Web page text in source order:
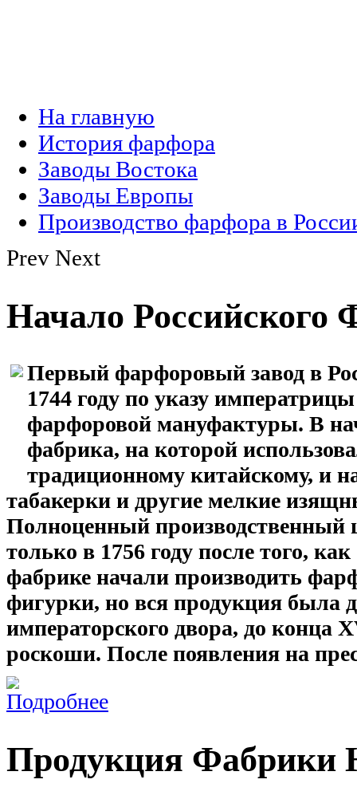
На главную
История фарфора
Заводы Востока
Заводы Европы
Производство фарфора в
Prev Next
Начало Российского
Первый фарфоровый завод в
1744 году по указу
фарфоровой мануфактуры. В
фабрика, на которой
традиционному китайскому, и
табакерки и другие мелкие
Полноценный производственный
только в 1756 году после того,
фабрике начали производить
фигурки, но вся продукция была
императорского двора, до конца
роскоши. После появления на
Продукция Фабрики